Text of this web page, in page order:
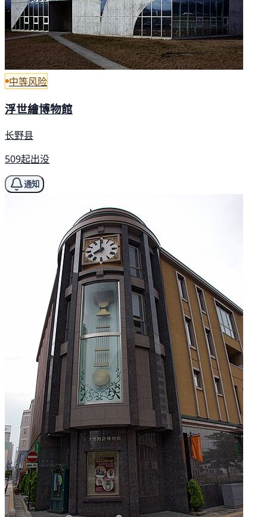
中等风险
浮世繪博物館
长野县
509起出没
通知